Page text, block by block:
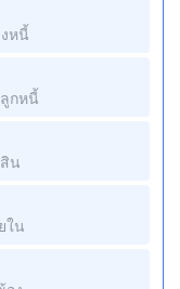
หนี้
กหนี้
น
ใน